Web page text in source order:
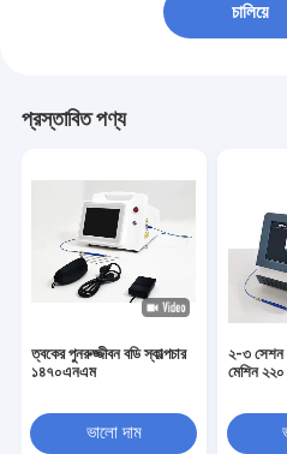
চালিয়ে
প্রস্তাবিত পণ্য
ত্বকের পুনরুজ্জীবন বডি স্কাল্পচার
১৪৭০এনএম
ভালো দাম
২-৩ সেশন
মেশিন ২২০